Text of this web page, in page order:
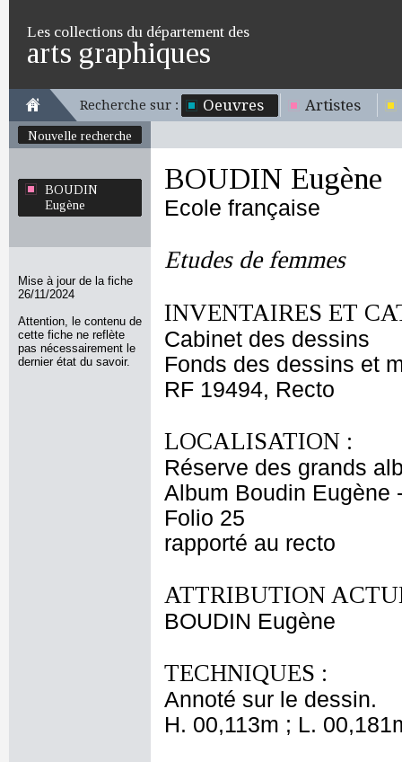
Les collections du département des
arts graphiques
Recherche sur : Oeuvres Artistes
Nouvelle recherche
BOUDIN
Eugène
Mise à jour de la fiche
26/11/2024
Attention, le contenu de
cette fiche ne reflète
pas nécessairement le
dernier état du savoir.
BOUDIN Eugène
Ecole française
Etudes de femmes
INVENTAIRES ET
Cabinet des dessins
Fonds des dessins et
RF 19494, Recto
LOCALISATION :
Réserve des grands
Album Boudin Eugène
Folio 25
rapporté au recto
ATTRIBUTION
BOUDIN Eugène
TECHNIQUES :
Annoté sur le dessin.
H. 00,113m ; L.